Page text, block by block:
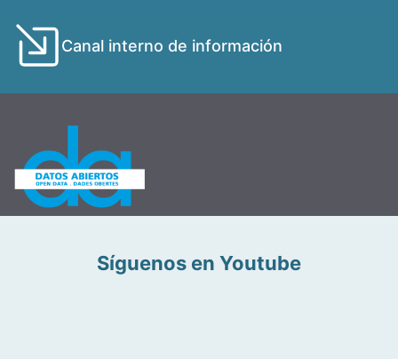
Canal interno de información
Síguenos en Youtube